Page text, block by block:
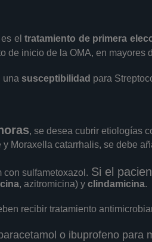
es eltratamiento de primera
de inicio de la OMA, en mayores
una susceptibilidad para
, se desea cubrir etiologías
Moraxella catarrhalis, se debe
con sulfametoxazol. Si el
, azitromicina) y clindamicina.
recibir tratamiento
o ibuprofeno para